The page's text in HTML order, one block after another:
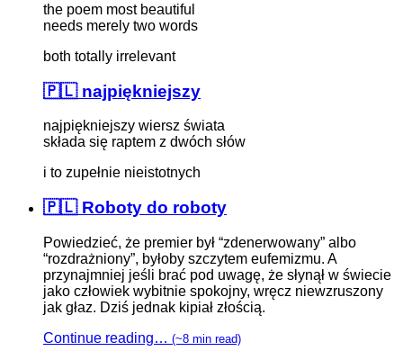
the poem most beautiful
needs merely two words
both totally irrelevant
🇵🇱 najpiękniejszy
najpiękniejszy wiersz świata
składa się raptem z dwóch słów
i to zupełnie nieistotnych
🇵🇱 Roboty do roboty
Powiedzieć, że premier był “zdenerwowany” albo
“rozdrażniony”, byłoby szczytem eufemizmu. A
przynajmniej jeśli brać pod uwagę, że słynął w świecie
jako człowiek wybitnie spokojny, wręcz niewzruszony
jak głaz. Dziś jednak kipiał złością.
Continue reading… (~8 min read)